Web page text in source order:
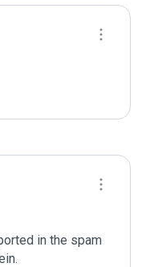
in the spam